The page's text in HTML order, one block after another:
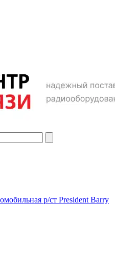
President Barry